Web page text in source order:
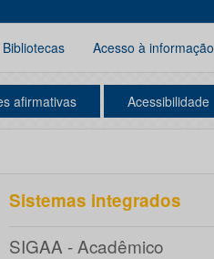
Bibliotecas Acesso à informação
afirmativas Acessibilidade
Sistemas integrados
SIGAA - Acadêmico